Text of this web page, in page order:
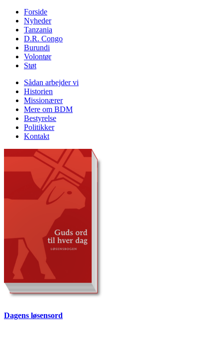
Forside
Nyheder
Tanzania
D.R. Congo
Burundi
Volontør
Støt
Sådan arbejder vi
Historien
Missionærer
Mere om BDM
Bestyrelse
Politikker
Kontakt
Dagens løsensord